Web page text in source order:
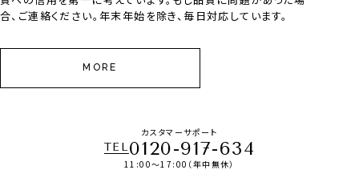
合、ご連絡ください。年末年始を除き、毎日対応しています。
MORE
カスタマーサポート
TEL0120-917-634
11:00～17:00（年中無休）